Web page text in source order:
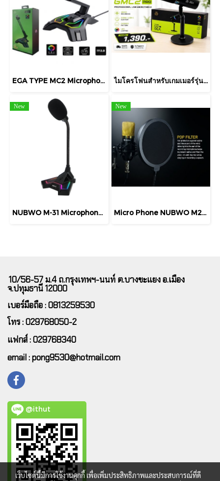
EGA TYPE MC2 Microphone USB มีไฟ RGB ไมค์โคโฟน EGA TYPE MC2 สืนค้า รับประกัน ไมโครโฟนสำหรับเกมเมอร์รุ่น EGA TYPE GMC2 PRO.มีระบบไฟ RGB แสดงสถานะการทำงาน
New
NUBWO M-31 Microphone USB SCYTHER ไมโครโฟน Mic ไมค์ คอมพิวเตอร์ ช่อง USB
New
Micro Phone NUBWO M21 Gold
10/56-57 ม.4 ถ.กรุงเทพฯ-นนท์ ต.บางขะแยง อ.เมือง
จ.ปทุมธานี 12000
เบอร์มือถือ : 0813259530
โทร : 029768050-2
แฟกส์ : 029768340
email : pong9530@hotmail.com
@ithut
เว็บไซต์นี้มีการใช้งานคุกกี้ เพื่อเพิ่มประสิทธิภาพและประสบการณ์ที่ดี